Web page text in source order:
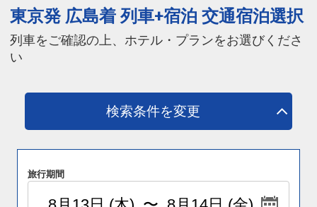
東京発 広島着 列車+宿泊 交通宿泊選択
列車をご確認の上、ホテル・プランをお選びくださ
い
検索条件を変更
旅行期間